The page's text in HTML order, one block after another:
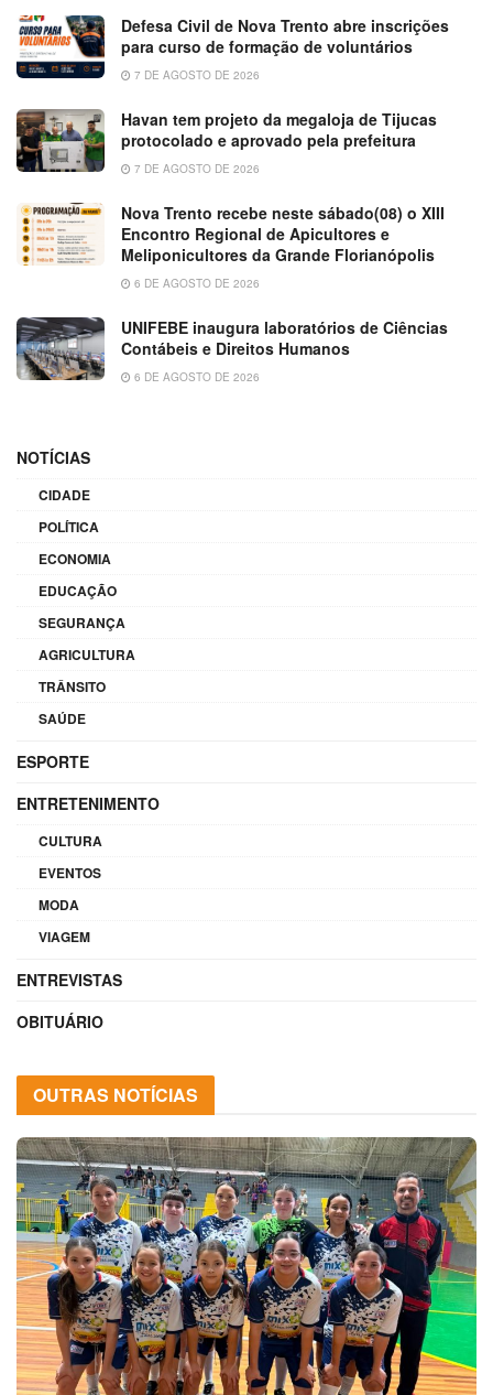
Defesa Civil de Nova Trento abre inscrições
para curso de formação de voluntários
7 DE AGOSTO DE 2026
Havan tem projeto da megaloja de Tijucas
protocolado e aprovado pela prefeitura
7 DE AGOSTO DE 2026
Nova Trento recebe neste sábado(08) o XIII
Encontro Regional de Apicultores e
Meliponicultores da Grande Florianópolis
6 DE AGOSTO DE 2026
UNIFEBE inaugura laboratórios de Ciências
Contábeis e Direitos Humanos
6 DE AGOSTO DE 2026
NOTÍCIAS
CIDADE
POLÍTICA
ECONOMIA
EDUCAÇÃO
SEGURANÇA
AGRICULTURA
TRÂNSITO
SAÚDE
ESPORTE
ENTRETENIMENTO
CULTURA
EVENTOS
MODA
VIAGEM
ENTREVISTAS
OBITUÁRIO
OUTRAS NOTÍCIAS